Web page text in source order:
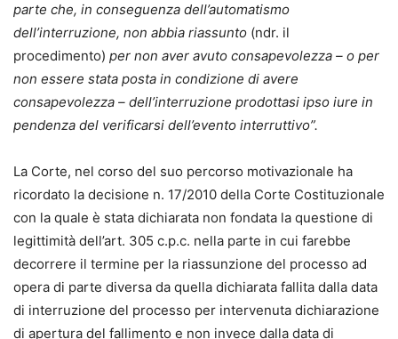
parte che, in conseguenza dell’automatismo
dell’interruzione, non abbia riassunto (ndr. il
procedimento) per non aver avuto consapevolezza – o per
non essere stata posta in condizione di avere
consapevolezza – dell’interruzione prodottasi ipso iure in
pendenza del verificarsi dell’evento interruttivo”.
La Corte, nel corso del suo percorso motivazionale ha
ricordato la decisione n. 17/2010 della Corte Costituzionale
con la quale è stata dichiarata non fondata la questione di
legittimità dell’art. 305 c.p.c. nella parte in cui farebbe
decorrere il termine per la riassunzione del processo ad
opera di parte diversa da quella dichiarata fallita dalla data
di interruzione del processo per intervenuta dichiarazione
di apertura del fallimento e non invece dalla data di